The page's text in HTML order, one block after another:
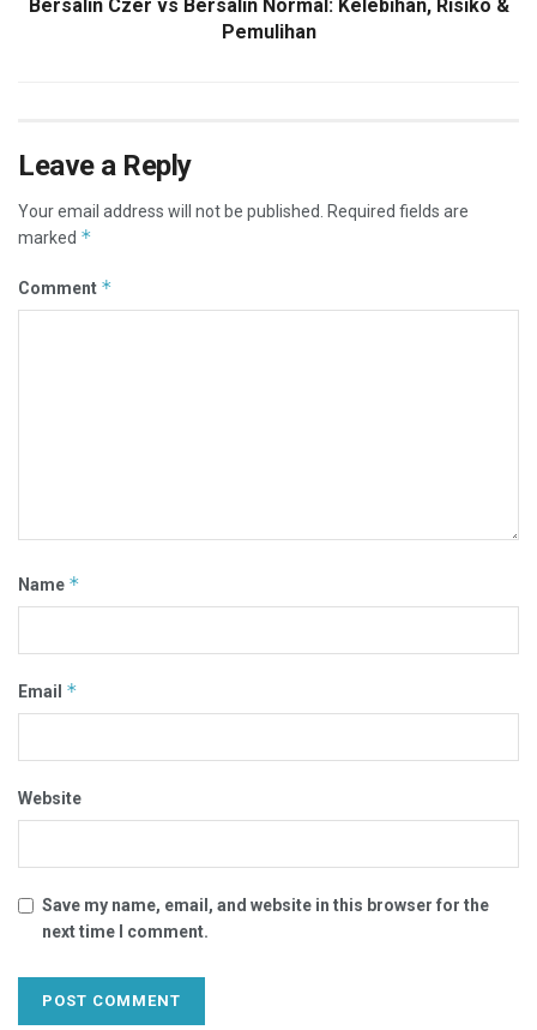
Bersalin Czer vs Bersalin Normal: Kelebihan, Risiko &
Pemulihan
Leave a Reply
Your email address will not be published.
Required fields are
marked *
Comment *
Name *
Email *
Website
Save my name, email, and website in this browser for the
next time I comment.